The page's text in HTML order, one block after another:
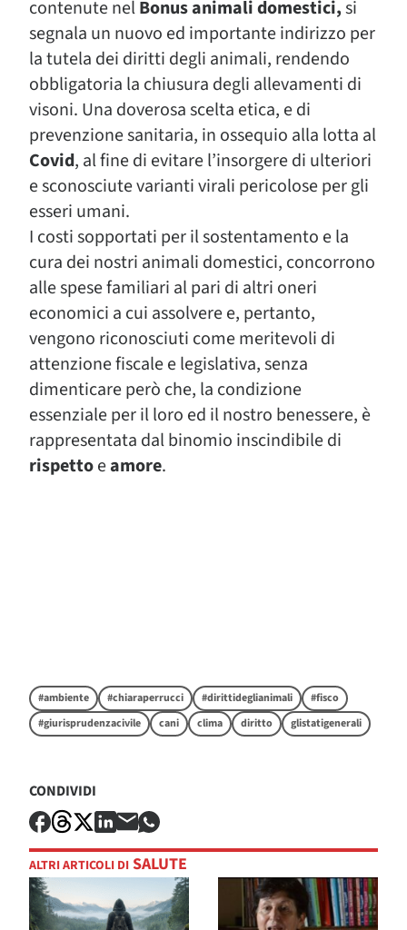
contenute nelBonus animali domestici,si
segnala un nuovo ed importante indirizzo per
la tutela dei diritti degli animali, rendendo
obbligatoria la chiusura degli allevamenti di
visoni. Una doverosa scelta etica, e di
prevenzione sanitaria, in ossequio alla lotta al
Covid, al fine di evitare l’insorgere di ulteriori
e sconosciute varianti virali pericolose per gli
esseri umani.
I costi sopportati per il sostentamento e la
cura dei nostri animali domestici, concorrono
alle spese familiari al pari di altri oneri
economici a cui assolvere e, pertanto,
vengono riconosciuti come meritevoli di
attenzione fiscale e legislativa, senza
dimenticare però che, la condizione
essenziale per il loro ed il nostro benessere, è
rappresentata dal binomio inscindibile di
rispettoeamore.
#ambiente #chiaraperrucci #dirittideglianimali
#fisco
#giurisprudenzacivile
cani clima diritto glistatigenerali
CONDIVIDI
ALTRI ARTICOLI DI SALUTE